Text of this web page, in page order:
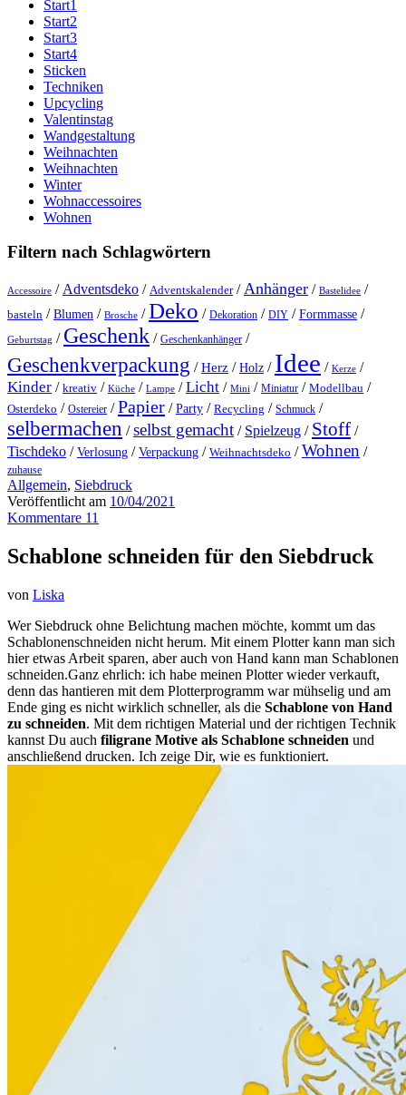
Start1
Start2
Start3
Start4
Sticken
Techniken
Upcycling
Valentinstag
Wandgestaltung
Weihnachten
Weihnachten
Winter
Wohnaccessoires
Wohnen
Filtern nach Schlagwörtern
Accessoire / Adventsdeko / Adventskalender/Anhänger / Bastelidee /
basteln /Blumen / Brosche /Deko / Dekoration / DIY /Formmasse /
Geburtstag / Geschenk / Geschenkanhänger /
Geschenkverpackung /Herz /Holz / Idee / Kerze /
Kinder / kreativ / Küche / Lampe /Licht / Mini / Miniatur / Modellbau /
Osterdeko / Ostereier /Papier /Party / Recycling / Schmuck /
selbermachen /selbst gemacht / Spielzeug / Stoff /
Tischdeko /Verlosung /Verpackung / Weihnachtsdeko /Wohnen /
zuhause
Allgemein, Siebdruck
Veröffentlicht am 10/04/2021
Kommentare 11
Schablone schneiden für den Siebdruck
von Liska
Wer Siebdruck ohne Belichtung machen möchte, kommt um das
Schablonenschneiden nicht herum. Mit einem Plotter kann man sich
hier etwas Arbeit sparen, aber auch von Hand kann man Schablonen
schneiden.Ganz ehrlich: ich habe meinen Plotter wieder verkauft,
denn das hantieren mit dem Plotterprogramm war mühselig und am
Ende ging es nicht wirklich schneller, als die Schablone von Hand
zu schneiden. Mit dem richtigen Material und der richtigen Technik
kannst Du auch filigrane Motive als Schablone schneiden und
anschließend drucken. Ich zeige Dir, wie es funktioniert.